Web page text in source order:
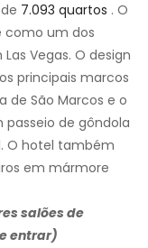
7.093 quartos . O
como um dos
Vegas. O design
principais marcos
de São Marcos e o
passeio de gôndola
O hotel também
em mármore
salões de
entrar)